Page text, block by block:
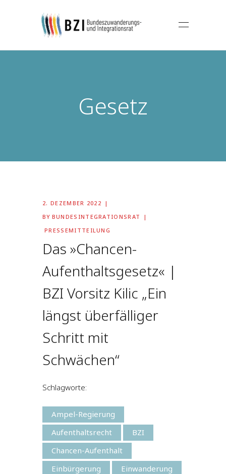
Gesetz
2. DEZEMBER 2022
BY BUNDESINTEGRATIONSRAT
PRESSEMITTEILUNG
Das »Chancen-
Aufenthaltsgesetz« |
BZI Vorsitz Kilic „Ein
längst überfälliger
Schritt mit
Schwächen“
Schlagworte:
Ampel-Regierung
Aufenthaltsrecht
BZI
Chancen-Aufenthalt
Einbürgerung
Einwanderung